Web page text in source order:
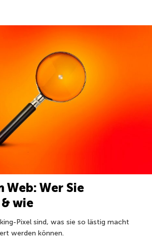
Web: Wer Sie
wie
Pixel sind, was sie so lästig macht
werden können.